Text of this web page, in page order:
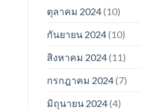
ตุลาคม 2024(10)
กันยายน 2024(10)
สิงหาคม 2024(11)
กรกฎาคม 2024(7)
มิถุนายน 2024(4)